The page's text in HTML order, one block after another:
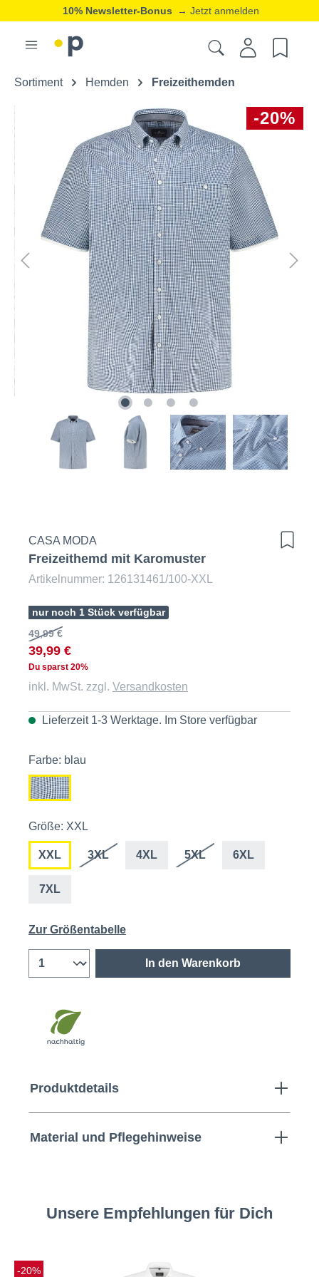
10% Newsletter-Bonus → Jetzt anmelden
Sortiment Hemden Freizeithemden
-20%
CASA MODA
Freizeithemd mit Karomuster
Artikelnummer: 126131461/100-XXL
nur noch 1 Stück verfügbar
49,99 €
39,99 €
Du sparst 20%
inkl. MwSt. zzgl. Versandkosten
Lieferzeit 1-3 Werktage. Im Store verfügbar
Farbe: blau
Größe: XXL
XXL 3XL 4XL 5XL 6XL
7XL
Zur Größentabelle
In den Warenkorb
Produktdetails
Material und Pflegehinweise
Unsere Empfehlungen für Dich
-20%